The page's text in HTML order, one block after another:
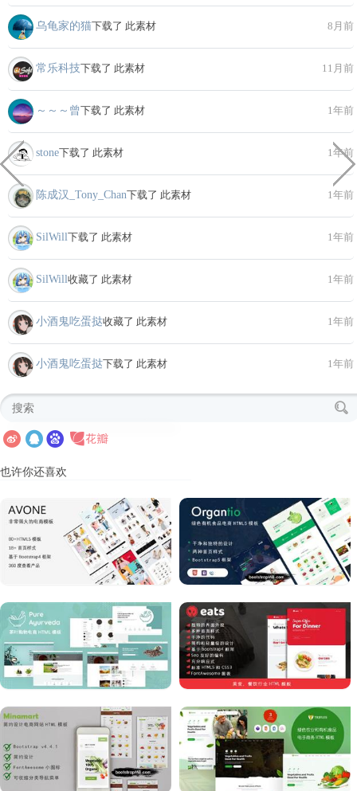
乌龟家的猫下载了 此素材 8月前
常乐科技下载了 此素材 11月前
～～～曾下载了 此素材 1年前
stone下载了 此素材 1年前
陈成汉_Tony_Chan下载了 此素材 1年前
SilWill下载了 此素材 1年前
SilWill收藏了 此素材 1年前
小酒鬼吃蛋挞收藏了 此素材 1年前
小酒鬼吃蛋挞下载了 此素材 1年前
也许你还喜欢